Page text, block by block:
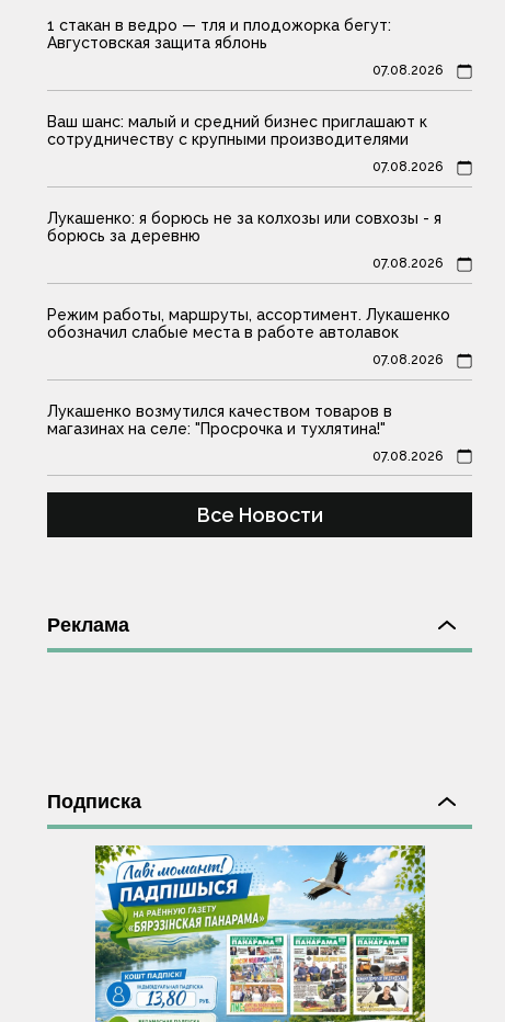
1 стакан в ведро — тля и плодожорка бегут:
Августовская защита яблонь
07.08.2026
Ваш шанс: малый и средний бизнес приглашают к
сотрудничеству с крупными производителями
07.08.2026
Лукашенко: я борюсь не за колхозы или совхозы - я
борюсь за деревню
07.08.2026
Режим работы, маршруты, ассортимент. Лукашенко
обозначил слабые места в работе автолавок
07.08.2026
Лукашенко возмутился качеством товаров в
магазинах на селе: "Просрочка и тухлятина!"
07.08.2026
Все Новости
Реклама
Подписка